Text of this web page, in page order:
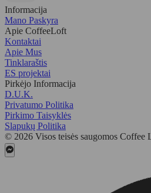
Informacija
Mano Paskyra
Apie CoffeeLoft
Kontaktai
Apie Mus
Tinklaraštis
ES projektai
Pirkėjo Informacija
D.U.K.
Privatumo Politika
Pirkimo Taisyklės
Slapukų Politika
© 2026 Visos teisės saugomos